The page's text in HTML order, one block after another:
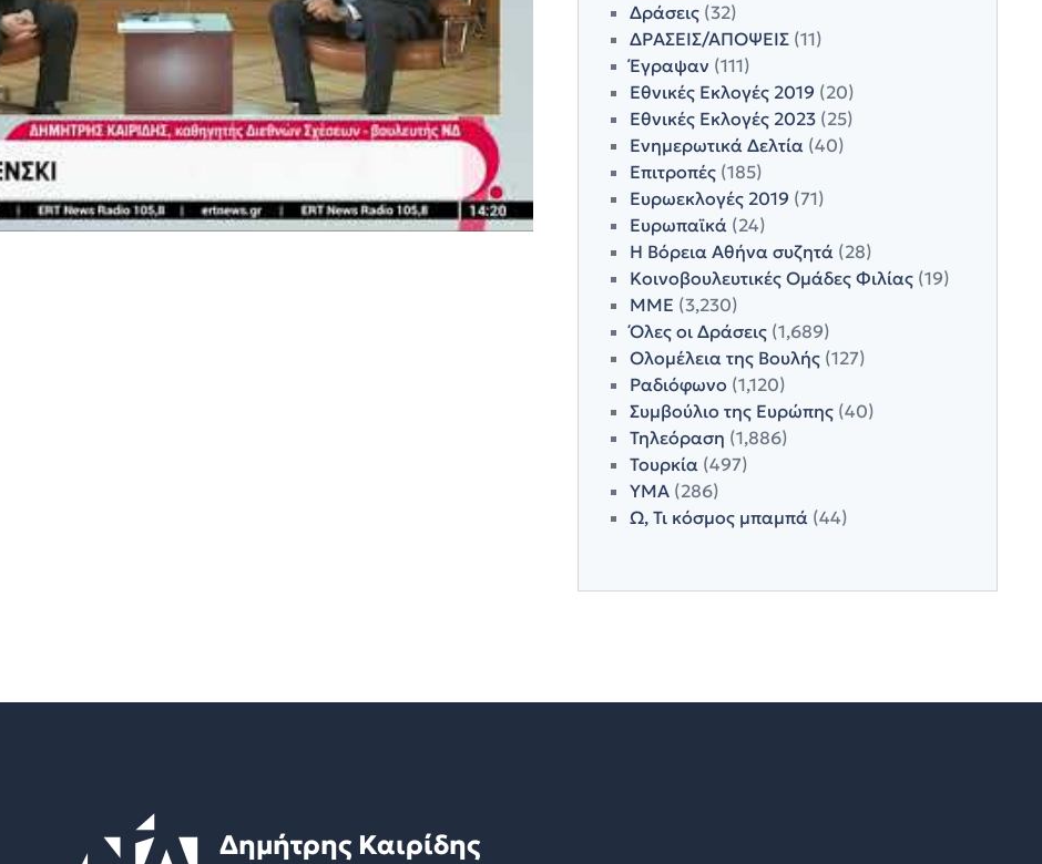
Δράσεις(32)
ΔΡΑΣΕΙΣ/ΑΠΟΨΕΙΣ(11)
Έγραψαν (111)
Εθνικές Εκλογές 2019 (20)
Εθνικές Εκλογές 2023(25)
Ενημερωτικά Δελτία(40)
Επιτροπές(185)
Ευρωεκλογές 2019 (71)
Ευρωπαϊκά(24)
Η Βόρεια Αθήνα συζητά(28)
Κοινοβουλευτικές Ομάδες Φιλίας(19)
ΜΜΕ (3,230)
Όλες οι Δράσεις(1,689)
Ολομέλεια της Βουλής(127)
Ραδιόφωνο (1,120)
Συμβούλιο της Ευρώπης(40)
Τηλεόραση (1,886)
Τουρκία(497)
ΥΜΑ(286)
Ω, Τι κόσμος μπαμπά(44)
Δημήτρης Καιρίδης